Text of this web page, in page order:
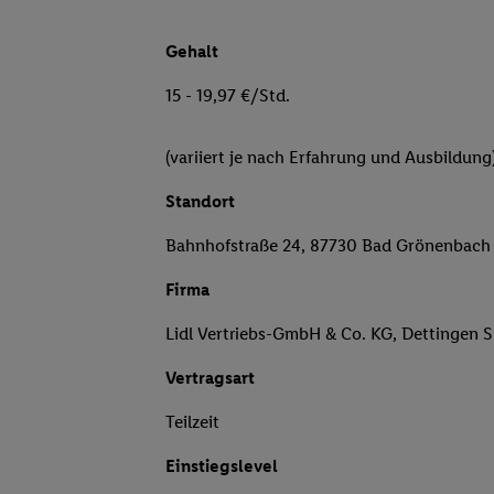
Gehalt
15 - 19,97 €/Std.
(variiert je nach Erfahrung und
Standort
Bahnhofstraße 24, 87730 Bad Grönenbach
Firma
Lidl Vertriebs-GmbH & Co. KG, Dettingen
Vertragsart
Teilzeit
Einstiegslevel